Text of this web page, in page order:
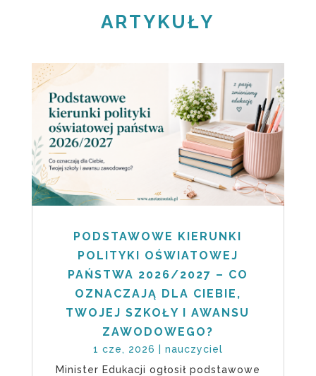
ARTYKUŁY
PODSTAWOWE KIERUNKI
POLITYKI OŚWIATOWEJ
PAŃSTWA 2026/2027 – CO
OZNACZAJĄ DLA CIEBIE,
TWOJEJ SZKOŁY I AWANSU
ZAWODOWEGO?
1 cze, 2026 | nauczyciel
Minister Edukacji ogłosił podstawowe